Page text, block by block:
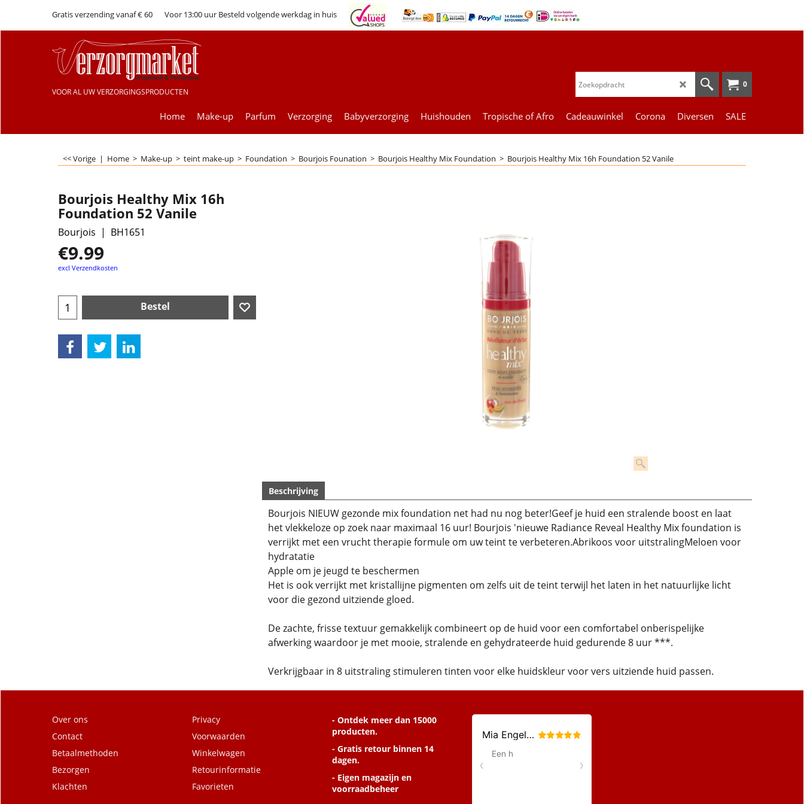
Gratis verzending vanaf € 60 Voor 13:00 uur Besteld volgende werkdag in huis
VOOR AL UW VERZORGINGSPRODUCTEN
0
Home Make-up Parfum Verzorging Babyverzorging Huishouden Tropische of Afro Cadeauwinkel Corona Diversen SALE
<< Vorige | Home > Make-up > teint make-up > Foundation > Bourjois Founation > Bourjois Healthy Mix Foundation > Bourjois Healthy Mix 16h Foundation 52 Vanile
Bourjois Healthy Mix 16h
Foundation 52 Vanile
Bourjois BH1651
€9.99
excl Verzendkosten
Bestel
Beschrijving
Bourjois NIEUW gezonde mix foundation net had nu nog beter!Geef je huid een stralende boost en laat
het vlekkeloze op zoek naar maximaal 16 uur! Bourjois 'nieuwe Radiance Reveal Healthy Mix foundation is
verrijkt met een vrucht therapie formule om uw teint te verbeteren.Abrikoos voor uitstralingMeloen voor
hydratatie
Apple om je jeugd te beschermen
Het is ook verrijkt met kristallijne pigmenten om zelfs uit de teint terwijl het laten in het natuurlijke licht
voor die gezond uitziende gloed.
De zachte, frisse textuur gemakkelijk combineert op de huid voor een comfortabel onberispelijke
afwerking waardoor je met mooie, stralende en gehydrateerde huid gedurende 8 uur ***.
Verkrijgbaar in 8 uitstraling stimuleren tinten voor elke huidskleur voor vers uitziende huid passen.
Over ons
Contact
Betaalmethoden
Bezorgen
Klachten
Privacy
Voorwaarden
Winkelwagen
Retourinformatie
Favorieten
- Ontdek meer dan 15000
producten.
- Gratis retour binnen 14
dagen.
- Eigen magazijn en
voorraadbeheer